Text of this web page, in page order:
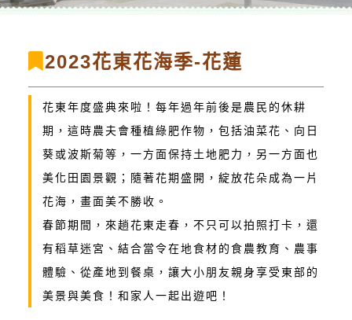
2023花東花海季-花蓮
花東年度盛典來啦！每年過年前後是農民的休耕
期，這時農夫會種植綠肥作物，包括油菜花、向日
葵或波斯菊等，一方面保持土地肥力，另一方面也
美化田園景觀；隨著花期盛開，綻放花朵成為一片
花海，畫面美不勝收。
春節期間，來趟花東走春，不只可以拍照打卡，還
有稻草迷宮、結合當令在地食材的食農教育、農事
體驗、從產地到餐桌，讓大小朋友親身享受東部的
美景與美食！和家人一起出遊吧！